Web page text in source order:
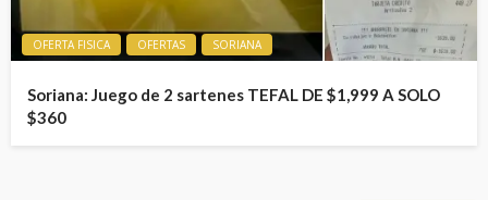
OFERTA FISICA OFERTAS SORIANA
Soriana: Juego de 2 sartenes TEFAL DE $1,999 A SOLO
$360